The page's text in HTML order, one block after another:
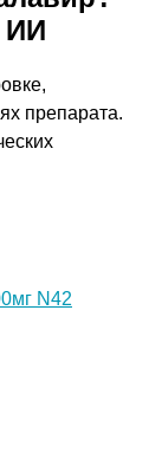
ИИ
препарата.
N42